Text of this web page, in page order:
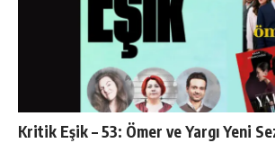
Kritik Eşik – 53: Ömer ve Yargı Yeni